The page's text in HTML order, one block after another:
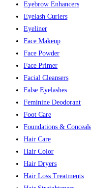
Eyebrow Enhancers
Eyelash Curlers
Eyeliner
Face Makeup
Face Powder
Face Primer
Facial Cleansers
False Eyelashes
Feminine Deodorant
Foot Care
Foundations &
Hair Care
Hair Color
Hair Dryers
Hair Loss Treatments